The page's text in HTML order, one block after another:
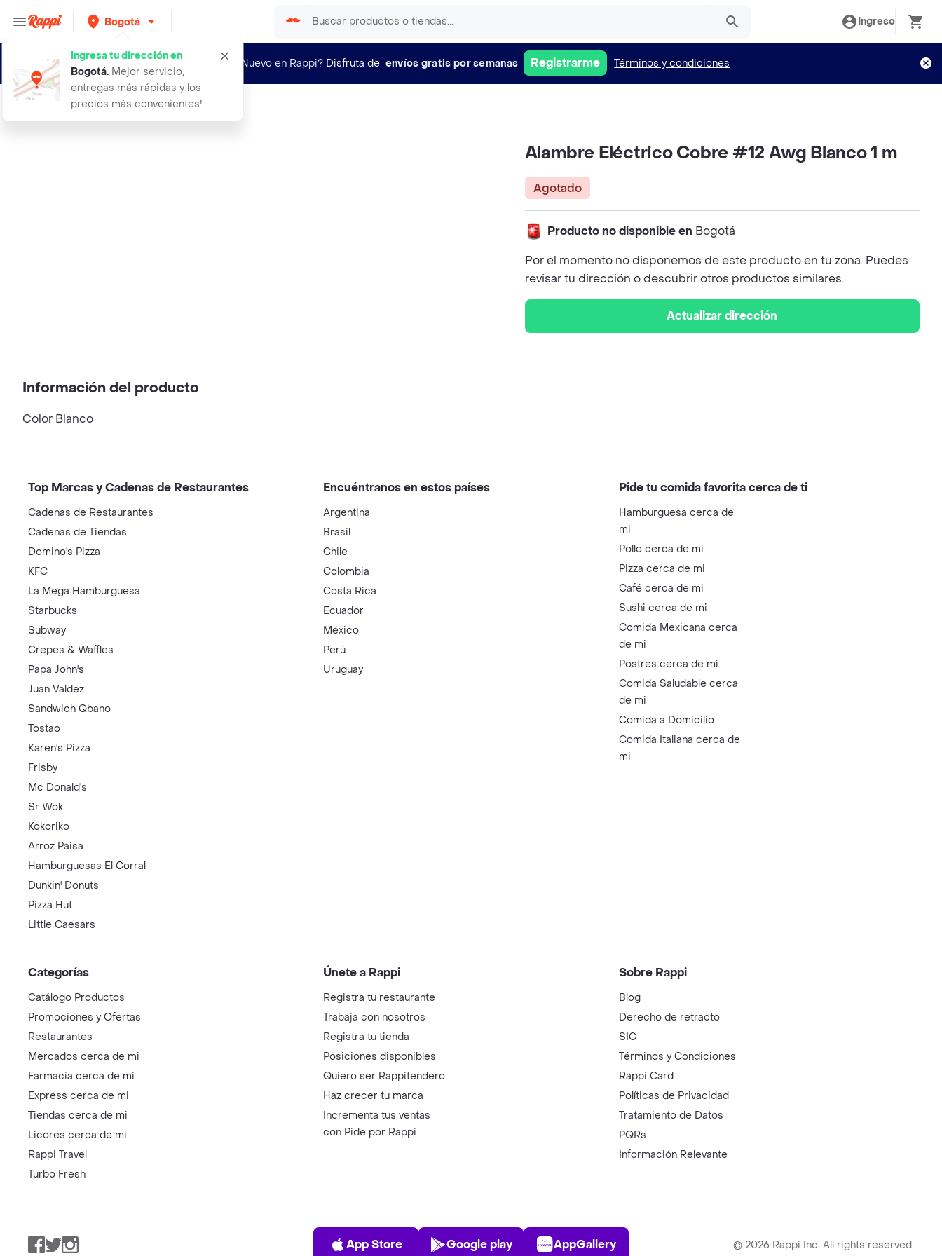
Bogotá
Ingresa tu dirección en
Bogotá. Mejor servicio,
entregas más rápidas y los
precios más convenientes!
Ingreso
¿Nuevo en Rappi? Disfruta de envíos gratis por semanas Registrarme Términos y condiciones
alambre electrico cobre 12 awg blan
Alambre Eléctrico Cobre #12 Awg Blanco 1 m
Agotado
Producto no disponible en Bogotá
Por el momento no disponemos de este producto en tu zona. Puedes
revisar tu dirección o descubrir otros productos similares.
Actualizar dirección
Información del producto
Color Blanco
Top Marcas y Cadenas de Restaurantes
Cadenas de Restaurantes
Cadenas de Tiendas
Domino's Pizza
KFC
La Mega Hamburguesa
Starbucks
Subway
Crepes & Waffles
Papa John's
Juan Valdez
Sandwich Qbano
Tostao
Karen's Pizza
Frisby
Mc Donald's
Sr Wok
Kokoriko
Arroz Paisa
Hamburguesas El Corral
Dunkin' Donuts
Pizza Hut
Little Caesars
Encuéntranos en estos países
Argentina
Brasil
Chile
Colombia
Costa Rica
Ecuador
México
Perú
Uruguay
Pide tu comida favorita cerca de ti
Hamburguesa cerca de
mi
Pollo cerca de mi
Pizza cerca de mi
Café cerca de mi
Sushi cerca de mi
Comida Mexicana cerca
de mi
Postres cerca de mi
Comida Saludable cerca
de mi
Comida a Domicilio
Comida Italiana cerca de
mi
Categorías
Catálogo Productos
Promociones y Ofertas
Restaurantes
Mercados cerca de mi
Farmacia cerca de mi
Express cerca de mi
Tiendas cerca de mi
Licores cerca de mi
Rappi Travel
Turbo Fresh
Únete a Rappi
Registra tu restaurante
Trabaja con nosotros
Registra tu tienda
Posiciones disponibles
Quiero ser Rappitendero
Haz crecer tu marca
Incrementa tus ventas
con Pide por Rappi
Sobre Rappi
Blog
Derecho de retracto
SIC
Términos y Condiciones
Rappi Card
Políticas de Privacidad
Tratamiento de Datos
PQRs
Información Relevante
Facebook
TwitterInstagram
App Store
App Store
Play Store
Google play
AppGallery
AppGallery © 2026 Rappi Inc. All rights reserved.